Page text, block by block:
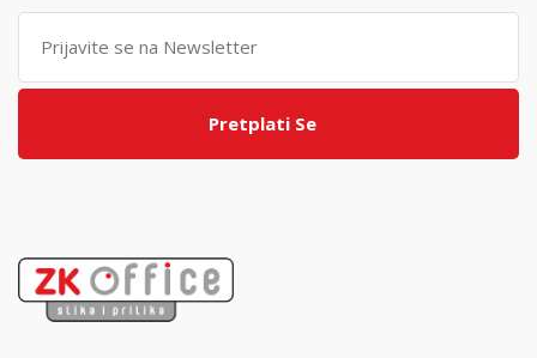
Pretplati Se